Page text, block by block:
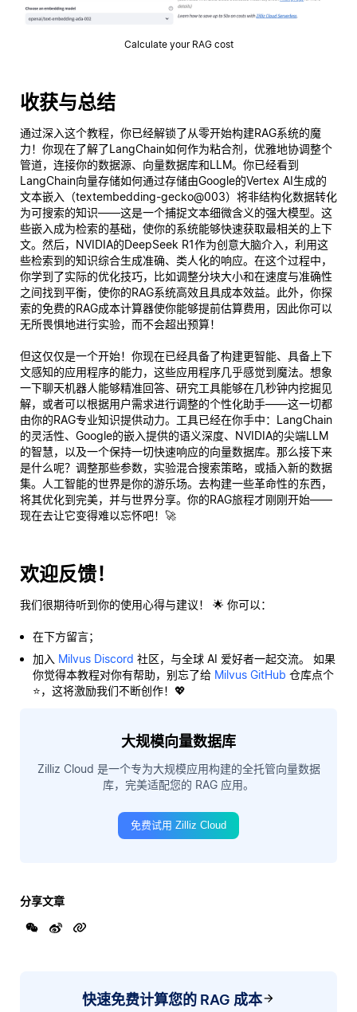
Calculate your RAG cost
收获与总结
通过深入这个教程，你已经解锁了从零开始构建RAG系统的魔
力！你现在了解了LangChain如何作为粘合剂，优雅地协调整个
管道，连接你的数据源、向量数据库和LLM。你已经看到
LangChain向量存储如何通过存储由Google的Vertex AI生成的
文本嵌入（textembedding-gecko@003）将非结构化数据转化
为可搜索的知识——这是一个捕捉文本细微含义的强大模型。这
些嵌入成为检索的基础，使你的系统能够快速获取最相关的上下
文。然后，NVIDIA的DeepSeek R1作为创意大脑介入，利用这
些检索到的知识综合生成准确、类人化的响应。在这个过程中，
你学到了实际的优化技巧，比如调整分块大小和在速度与准确性
之间找到平衡，使你的RAG系统高效且具成本效益。此外，你探
索的免费的RAG成本计算器使你能够提前估算费用，因此你可以
无所畏惧地进行实验，而不会超出预算！
但这仅仅是一个开始！你现在已经具备了构建更智能、具备上下
文感知的应用程序的能力，这些应用程序几乎感觉到魔法。想象
一下聊天机器人能够精准回答、研究工具能够在几秒钟内挖掘见
解，或者可以根据用户需求进行调整的个性化助手——这一切都
由你的RAG专业知识提供动力。工具已经在你手中：LangChain
的灵活性、Google的嵌入提供的语义深度、NVIDIA的尖端LLM
的智慧，以及一个保持一切快速响应的向量数据库。那么接下来
是什么呢？调整那些参数，实验混合搜索策略，或插入新的数据
集。人工智能的世界是你的游乐场。去构建一些革命性的东西，
将其优化到完美，并与世界分享。你的RAG旅程才刚刚开始——
现在去让它变得难以忘怀吧！🚀
欢迎反馈！
我们很期待听到你的使用心得与建议！ 🌟 你可以：
在下方留言；
加入 Milvus Discord 社区，与全球 AI 爱好者一起交流。 如果
你觉得本教程对你有帮助，别忘了给 Milvus GitHub 仓库点个
⭐，这将激励我们不断创作！💖
大规模向量数据库
Zilliz Cloud 是一个专为大规模应用构建的全托管向量数据
库，完美适配您的 RAG 应用。
免费试用 Zilliz Cloud
分享文章
快速免费计算您的 RAG 成本